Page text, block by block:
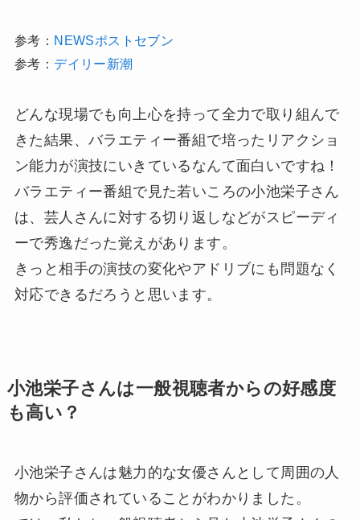
参考： NEWSポストセブン
参考： デイリー新潮
どんな現場でも向上心を持って全力で取り組んで
きた結果、バラエティー番組で培ったリアクショ
ン能力が演技にいきているなんて面白いですね！
バラエティー番組で見た若いころの小池栄子さん
は、芸人さんに対する切り返しなどがスピーディ
ーで秀逸だった覚えがあります。
きっと相手の演技の変化やアドリブにも問題なく
対応できるだろうと思います。
小池栄子さんは一般視聴者からの好感度
も高い？
小池栄子さんは魅力的な女優さんとして周囲の人
物から評価されていることがわかりました。